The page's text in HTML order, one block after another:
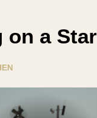
on a Star